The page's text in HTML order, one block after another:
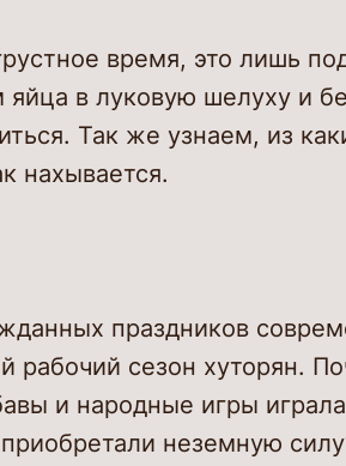
время, это лишь
в луковую шелуху и
Так же узнаем, из
нахывается.
праздников
рабочий сезон хуторян.
и народные игры
неземную